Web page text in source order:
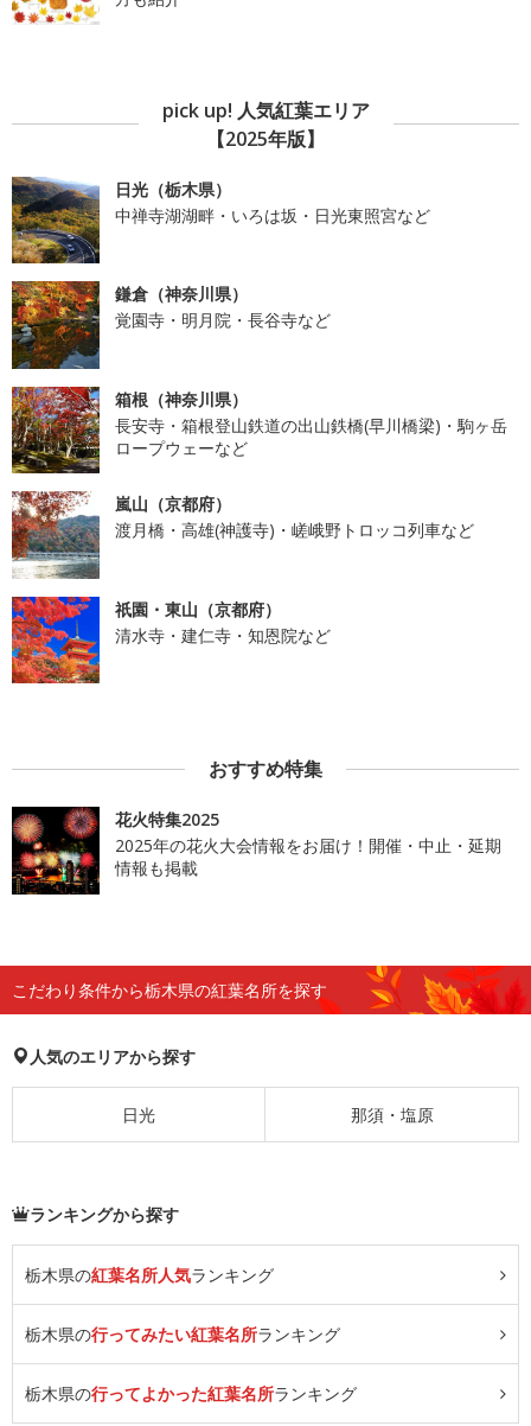
pick up! 人気紅葉エリア
【2025年版】
日光（栃木県）
中禅寺湖湖畔・いろは坂・日光東照宮など
鎌倉（神奈川県）
覚園寺・明月院・長谷寺など
箱根（神奈川県）
長安寺・箱根登山鉄道の出山鉄橋(早川橋梁)・駒ヶ岳
ロープウェーなど
嵐山（京都府）
渡月橋・高雄(神護寺)・嵯峨野トロッコ列車など
祇園・東山（京都府）
清水寺・建仁寺・知恩院など
おすすめ特集
花火特集2025
2025年の花火大会情報をお届け！開催・中止・延期
情報も掲載
こだわり条件から栃木県の紅葉名所を探す
人気のエリアから探す
日光 那須・塩原
ランキングから探す
栃木県の紅葉名所人気ランキング
栃木県の行ってみたい紅葉名所ランキング
栃木県の行ってよかった紅葉名所ランキング